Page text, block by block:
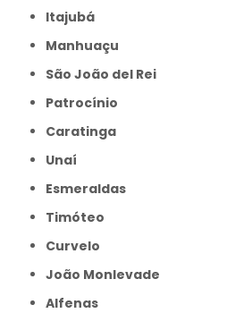
Itajubá
Manhuaçu
São João del Rei
Patrocínio
Caratinga
Unaí
Esmeraldas
Timóteo
Curvelo
João Monlevade
Alfenas